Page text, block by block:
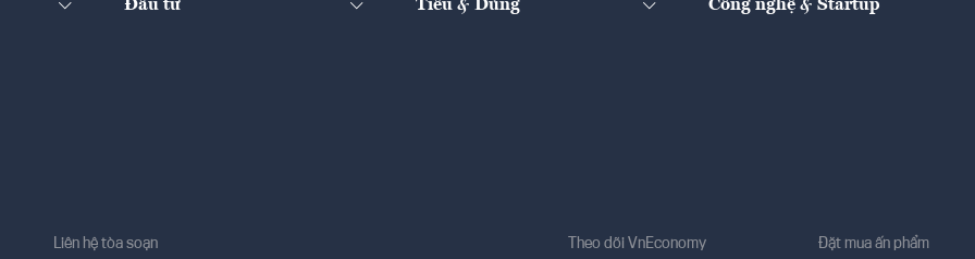
Đầu tư Tiêu & Dùng Công nghệ & Startup
Liên hệ tòa soạn Theo dõi VnEconomy Đặt mua ấn phẩm